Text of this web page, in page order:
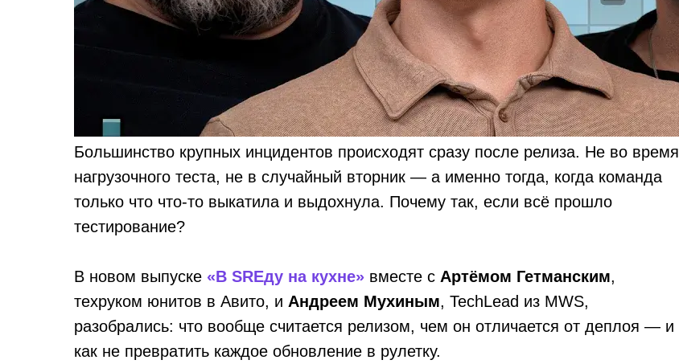
Большинство крупных инцидентов происходят сразу после релиза. Не во время
нагрузочного теста, не в случайный вторник — а именно тогда, когда команда
только что что-то выкатила и выдохнула. Почему так, если всё прошло
тестирование?
В новом выпуске «В SREду на кухне» вместе с Артёмом Гетманским,
техруком юнитов в Авито, и Андреем Мухиным, TechLead из MWS,
разобрались: что вообще считается релизом, чем он отличается от деплоя — и
как не превратить каждое обновление в рулетку.